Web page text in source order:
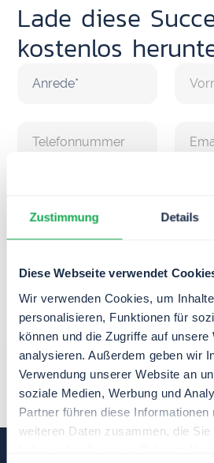
Zustimmung Details
Diese Webseite verwendet
Wir verwenden Cookies, um
personalisieren, Funktionen für
können und die Zugriffe auf unsere
analysieren. Außerdem geben wir
Verwendung unserer Website an
soziale Medien, Werbung und
Partner führen diese
weiteren Daten zusammen, die
Lade diese
kostenlos